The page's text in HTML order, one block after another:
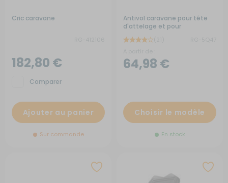
Cric caravane
182,80 €
Comparer
Ajouter au panier
Sur commande
Antivol caravane pour tête
d'attelage et pour
64,98 €
Choisir le modèle
En stock